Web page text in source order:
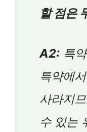
할 점은
A2: 특
특약에
사라지
수 있는